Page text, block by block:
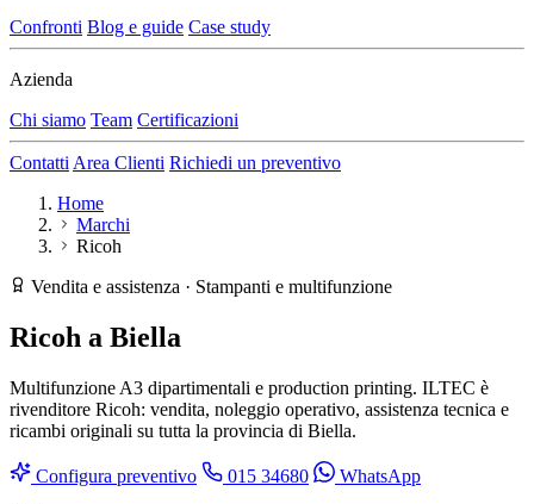
Confronti Blog e guide Case study
Azienda
Chi siamo Team Certificazioni
Contatti Area Clienti Richiedi un preventivo
Home
Marchi
Ricoh
Vendita e assistenza · Stampanti e multifunzione
Ricoh a Biella
Multifunzione A3 dipartimentali e production printing. ILTEC è
rivenditore Ricoh: vendita, noleggio operativo, assistenza tecnica e
ricambi originali su tutta la provincia di Biella.
Configura preventivo 015 34680
WhatsApp